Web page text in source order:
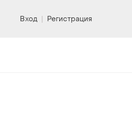
Вход | Регистрация